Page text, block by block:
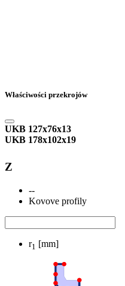
Właściwości przekrojów
UKB 127x76x13
UKB 178x102x19
Z
--
Kovove profily
r1 [mm]